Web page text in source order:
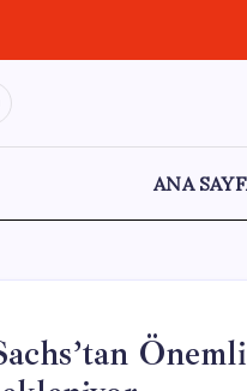
youtube.com/
ANA